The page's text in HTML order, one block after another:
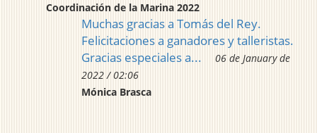
Coordinación de la Marina 2022
Muchas gracias a Tomás del Rey.
Felicitaciones a ganadores y talleristas.
Gracias especiales a...
06 de January de
2022 / 02:06
Mónica Brasca